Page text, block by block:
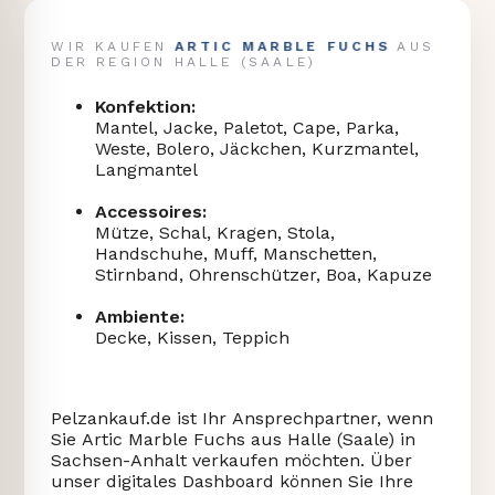
WIR KAUFENARTIC MARBLE FUCHS AUS
DER REGION HALLE (SAALE)
Konfektion:
Mantel, Jacke, Paletot, Cape, Parka,
Weste, Bolero, Jäckchen, Kurzmantel,
Langmantel
Accessoires:
Mütze, Schal, Kragen, Stola,
Handschuhe, Muff, Manschetten,
Stirnband, Ohrenschützer, Boa, Kapuze
Ambiente:
Decke, Kissen, Teppich
Pelzankauf.de ist Ihr Ansprechpartner, wenn
Sie Artic Marble Fuchs aus Halle (Saale) in
Sachsen-Anhalt verkaufen möchten. Über
unser digitales Dashboard können Sie Ihre